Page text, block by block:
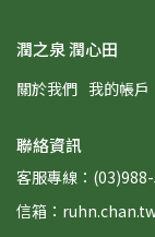
潤之泉 潤心田
關於我們 我的帳戶
聯絡資訊
客服專線：
信箱：